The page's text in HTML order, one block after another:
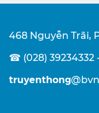
468 Nguyễn Trãi,
☎ (028) 39234332
truyenthong